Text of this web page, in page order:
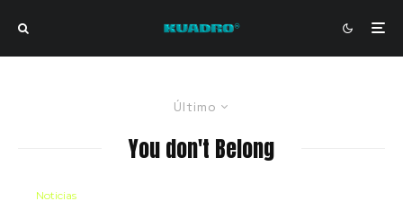
Último
You don't Belong
Noticias